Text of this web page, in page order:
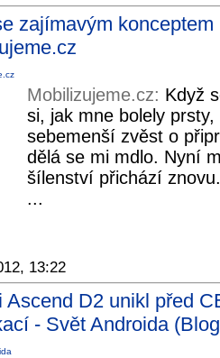
zajímavým
Mobilizujeme.cz: Když
si, jak mne bolely
sebemenší zvěst o
dělá se mi mdlo. Nyní
šílenství přichází
...
13:22
Ascend D2 unikl před
- Svět Androida